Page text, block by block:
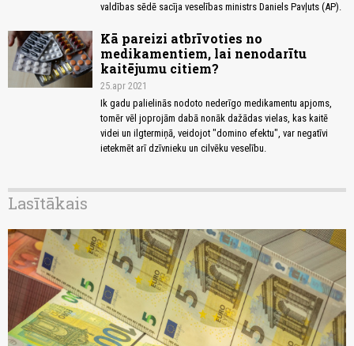
valdības sēdē sacīja veselības ministrs Daniels Pavļuts (AP).
Kā pareizi atbrīvoties no
medikamentiem, lai nenodarītu
kaitējumu citiem?
25.apr 2021
Ik gadu palielinās nodoto nederīgo medikamentu apjoms,
tomēr vēl joprojām dabā nonāk dažādas vielas, kas kaitē
videi un ilgtermiņā, veidojot "domino efektu", var negatīvi
ietekmēt arī dzīvnieku un cilvēku veselību.
Lasītākais